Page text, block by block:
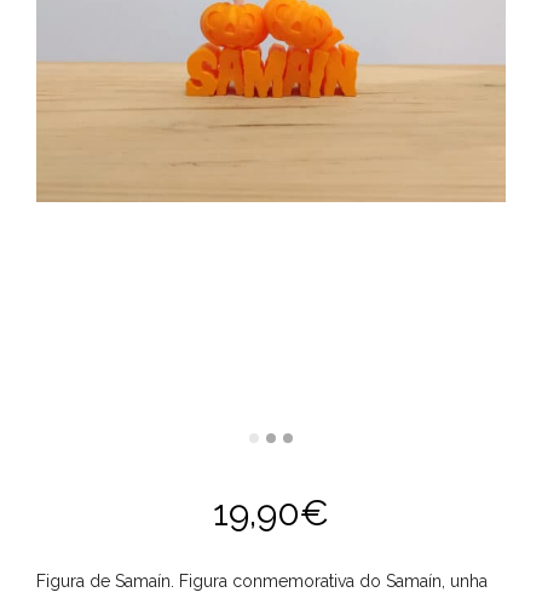
19,90€
Figura de Samaín. Figura conmemorativa do Samaín, unha